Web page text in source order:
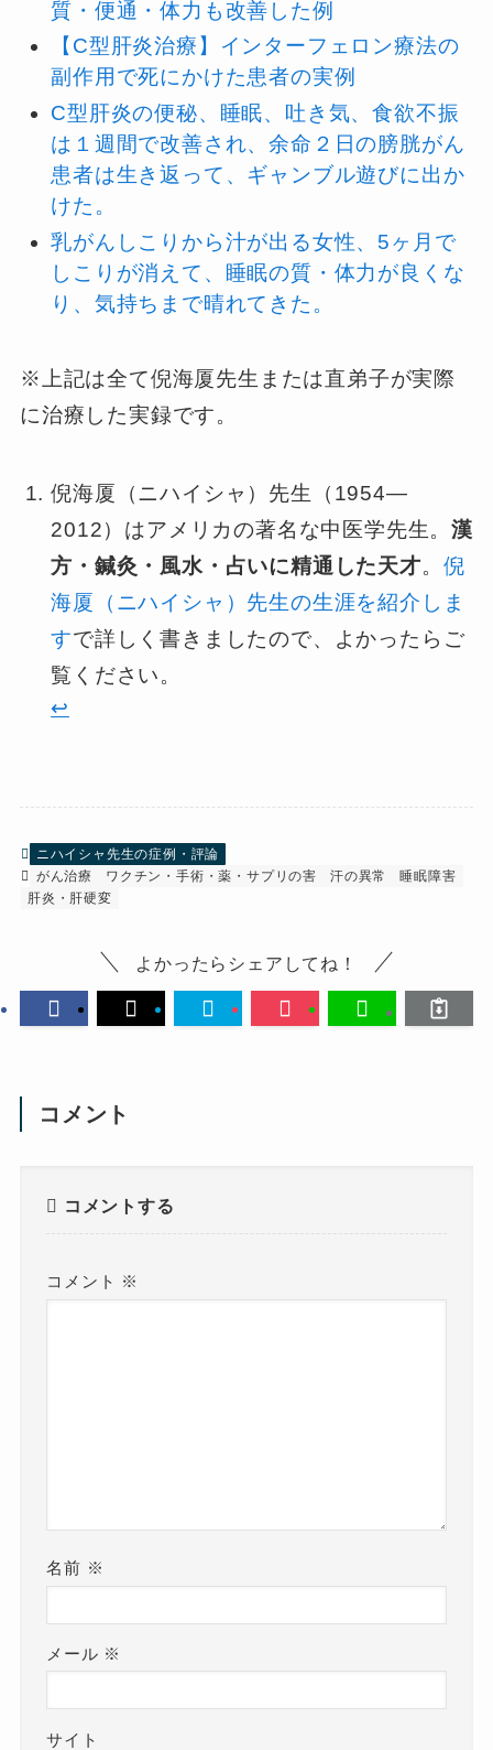
質・便通・体力も改善した例
【C型肝炎治療】インターフェロン療法の
副作用で死にかけた患者の実例
C型肝炎の便秘、睡眠、吐き気、食欲不振
は１週間で改善され、余命２日の膀胱がん
患者は生き返って、ギャンブル遊びに出か
けた。
乳がんしこりから汁が出る女性、5ヶ月で
しこりが消えて、睡眠の質・体力が良くな
り、気持ちまで晴れてきた。
※上記は全て倪海厦先生または直弟子が実際
に治療した実録です。
倪海厦（ニハイシャ）先生（1954—
2012）はアメリカの著名な中医学先生。漢
方・鍼灸・風水・占いに精通した天才。 倪
海厦（ニハイシャ）先生の生涯を紹介しま
すで詳しく書きましたので、よかったらご
覧ください。
↩︎
ニハイシャ先生の症例・評論
がん治療
ワクチン・手術・薬・サプリの害 汗の異常
睡眠障害
肝炎・肝硬変
よかったらシェアしてね！
コメント
コメントする
コメント ※
名前 ※
メール ※
サイト